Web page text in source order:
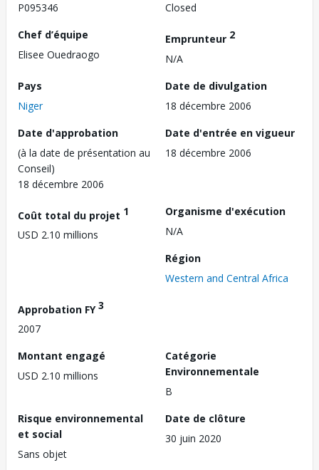
P095346
Closed
Chef d’équipe
Elisee Ouedraogo
Emprunteur 2
N/A
Pays
Niger
Date de divulgation
18 décembre 2006
Date d'approbation
(à la date de présentation au
Conseil)
18 décembre 2006
Date d'entrée en vigueur
18 décembre 2006
Coût total du projet 1
USD 2.10 millions
Organisme d'exécution
N/A
Région
Western and Central Africa
Approbation FY3
2007
Montant engagé
USD 2.10 millions
Catégorie
Environnementale
B
Risque environnemental
et social
Sans objet
Date de clôture
30 juin 2020